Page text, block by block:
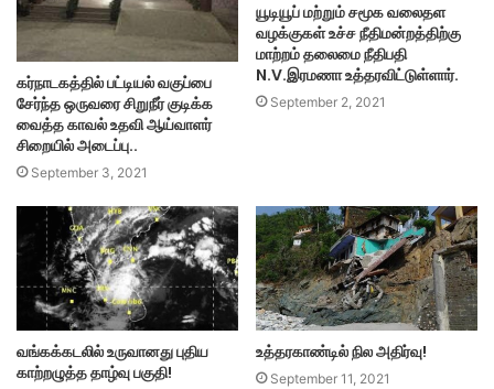
கர்நாடகத்தில் பட்டியல் வகுப்பை
சேர்ந்த ஒருவரை சிறுநீர் குடிக்க
வைத்த காவல் உதவி ஆய்வாளர்
சிறையில் அடைப்பு..
September 3, 2021
யூடியூப் மற்றும் சமூக வலைதள
வழக்குகள் உச்ச நீதிமன்றத்திற்கு
மாற்றம் தலைமை நீதிபதி
N.V.இரமணா உத்தரவிட்டுள்ளார்.
September 2, 2021
வங்கக்கடலில் உருவானது புதிய
காற்றழுத்த தாழ்வு பகுதி!
உத்தரகாண்டில் நில அதிர்வு!
September 11, 2021